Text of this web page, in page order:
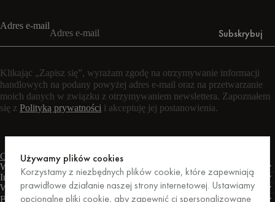
Adres e-mail
Subskrybuj
Klikając „Zapisz się”, wyrażam zgodę na otrzymywanie informacji
handlowych na podany powyżej adres e-mail oraz na przetwarzanie
moich danych w związku z otrzymywaniem newslettera. Zapoznałem
się z Polityką prywatności i akceptuję jej postanowienia.
Czat na żywoFormularz kontaktowy
Warunki
Informacje
Wsparcie
Biznes
PRO
Używamy plików cookies
Korzystamy z niezbędnych plików cookie, które zapewniają
prawidłowe działanie naszej strony internetowej. Ustawiamy
opcjonalne pliki cookie, aby zapewnić ci spersonalizowane